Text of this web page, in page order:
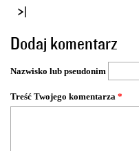
o
n
y
Dodaj komentarz
Nazwisko lub pseudonim
Treść Twojego komentarza *